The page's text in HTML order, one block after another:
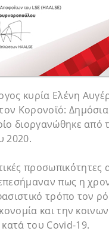
κυρία Ελένη
Κορονοϊό: Δημόσια
διοργανώθηκε από
2020.
προσωπικότητες
πως η
τρόπο τον
και την
του Covid-19.